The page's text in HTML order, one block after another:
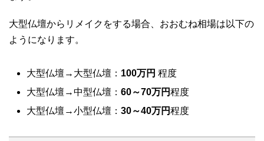
大型仏壇からリメイクをする場合、おおむね相場は以下の
ようになります。
大型仏壇→大型仏壇： 100万円 程度
大型仏壇→中型仏壇： 60～70万円程度
大型仏壇→小型仏壇： 30～40万円程度